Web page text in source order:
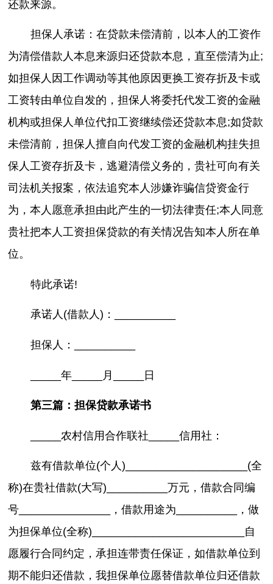
还款来源。
担保人承诺：在贷款未偿清前，以本人的工资作
为清偿借款人本息来源归还贷款本息，直至偿清为止;
如担保人因工作调动等其他原因更换工资存折及卡或
工资转由单位自发的，担保人将委托代发工资的金融
机构或担保人单位代扣工资继续偿还贷款本息;如贷款
未偿清前，担保人擅自向代发工资的金融机构挂失担
保人工资存折及卡，逃避清偿义务的，贵社可向有关
司法机关报案，依法追究本人涉嫌诈骗信贷资金行
为，本人愿意承担由此产生的一切法律责任;本人同意
贵社把本人工资担保贷款的有关情况告知本人所在单
位。
特此承诺!
承诺人(借款人)：__________
担保人：__________
_____年_____月_____日
第三篇：担保贷款承诺书
_____农村信用合作联社_____信用社：
兹有借款单位(个人)____________________(全
称)在贵社借款(大写)__________万元，借款合同编
号_______________，借款用途为__________，做
为担保单位(全称)_________________________自
愿履行合同约定，承担连带责任保证，如借款单位到
期不能归还借款，我担保单位愿替借款单位归还借款